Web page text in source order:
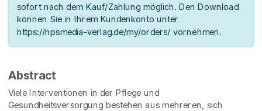
sofort nach dem Kauf/Zahlung möglich. Den Download
können Sie in Ihrem Kundenkonto unter
https://hpsmedia-verlag.de/my/orders/ vornehmen.
Abstract
Viele Interventionen in der Pflege und
Gesundheitsversorgung bestehen aus mehreren, sich